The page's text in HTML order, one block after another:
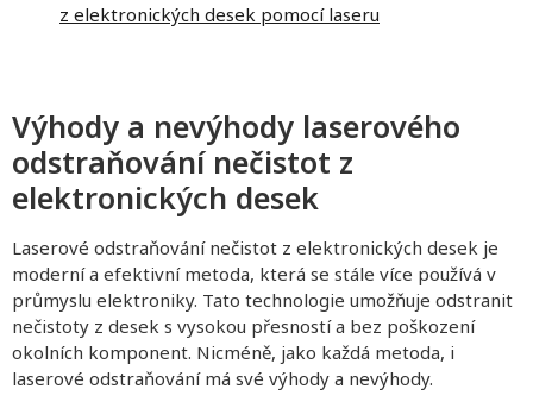
z elektronických desek pomocí laseru
Výhody a nevýhody laserového
odstraňování nečistot z
elektronických desek
Laserové odstraňování nečistot z elektronických desek je
moderní a efektivní metoda, která se stále více používá v
průmyslu elektroniky. Tato technologie umožňuje odstranit
nečistoty z desek s vysokou přesností a bez poškození
okolních komponent. Nicméně, jako každá metoda, i
laserové odstraňování má své výhody a nevýhody.